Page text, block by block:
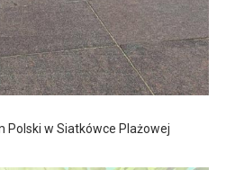
w Siatkówce Plażowej